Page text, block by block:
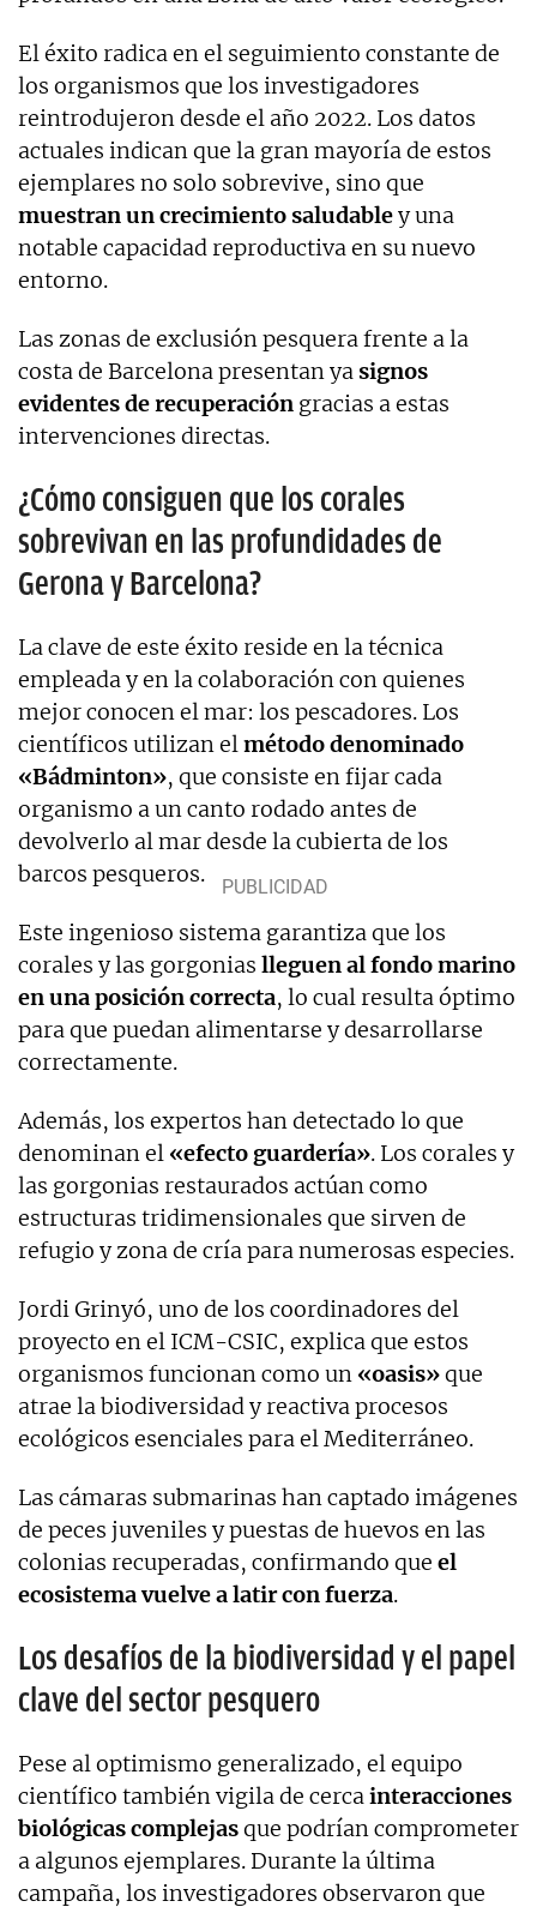
El éxito radica en el seguimiento constante de
los organismos que los investigadores
reintrodujeron desde el año 2022. Los datos
actuales indican que la gran mayoría de estos
ejemplares no solo sobrevive, sino que
muestran un crecimiento saludabley una
notable capacidad reproductiva en su nuevo
entorno.
Las zonas de exclusión pesquera frente a la
costa de Barcelona presentan yasignos
evidentes de recuperación gracias a estas
intervenciones directas.
¿Cómo consiguen que los corales
sobrevivan en las profundidades de
Gerona y Barcelona?
La clave de este éxito reside en la técnica
empleada y en la colaboración con quienes
mejor conocen el mar: los pescadores. Los
científicos utilizan elmétodo denominado
«Bádminton», que consiste en fijar cada
organismo a un canto rodado antes de
devolverlo al mar desde la cubierta de los
barcos pesqueros.
Este ingenioso sistema garantiza que los
corales y las gorgonias lleguen al fondo marino
en una posición correcta, lo cual resulta óptimo
para que puedan alimentarse y desarrollarse
correctamente.
Además, los expertos han detectado lo que
denominan el «efecto guardería». Los corales y
las gorgonias restaurados actúan como
estructuras tridimensionales que sirven de
refugio y zona de cría para numerosas especies.
Jordi Grinyó, uno de los coordinadores del
proyecto en el ICM-CSIC, explica que estos
organismos funcionan como un «oasis»que
atrae la biodiversidad y reactiva procesos
ecológicos esenciales para el Mediterráneo.
Las cámaras submarinas han captado imágenes
de peces juveniles y puestas de huevos en las
colonias recuperadas, confirmando que el
ecosistema vuelve a latir con fuerza.
Los desafíos de la biodiversidad y el papel
clave del sector pesquero
Pese al optimismo generalizado, el equipo
científico también vigila de cercainteracciones
biológicas complejasque podrían comprometer
a algunos ejemplares. Durante la última
campaña, los investigadores observaron que